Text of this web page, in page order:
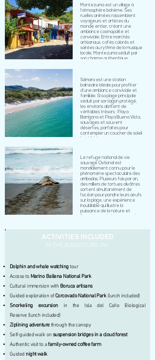
Montezuma est un village à
l’atmosphère bohème. Ses
ruelles animées rassemblent
voyageurs et artistes du
monde entier, créant une
ambiance cosmopolite et
conviviale. Entre marchés
artisanaux, cafés colorés et
soirées au rythme de la musique
locale, Montezuma séduit par
son charme authentique.
Sámara est une station
balnéaire idéale pour profiter
d’une ambiance conviviale et
familiale. Si sa plage principale
séduit par son lagon protégé,
les environs abritent de
véritables trésors : Playa
Barrigona et Playa Buena Vista,
sauvages et souvent
désertes, parfaites pour
contempler un coucher de soleil
Le refuge national de vie
sauvage Ostional est
mondialement connu pour le
phénomène spectaculaire des
arribadas. Plusieurs fois par an,
des milliers de tortues olivâtres
sortent simultanément de
l’océan pour pondre leurs œufs
sur la plage, une expérience
inoubliable qui illustre la
puissance de la nature et
ACTIVITIES INCLUDED
IN THE BUDGETS BELOW
Dolphin and whale watchingtour
Access to Marino Ballena National Park
Cultural immersion with Boruca artisans
Guided exploration ofCorcovado National Park(lunch included)
Snorkeling excursionin the Isla del Caño Biological
Reserve (lunch included)
Ziplining adventurethrough the canopy
Self-guided walk on suspension bridges in a cloud forest
Authentic visit to afamily-owned coffee farm
Guided night walk